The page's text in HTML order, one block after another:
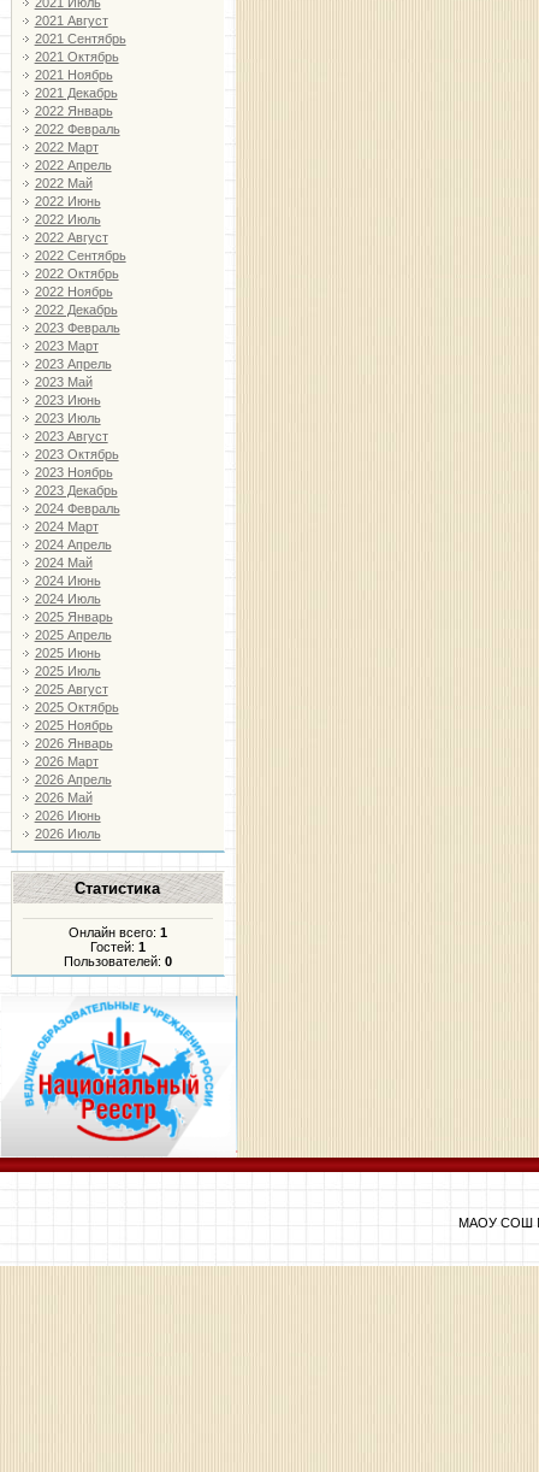
2021 Июль
2021 Август
2021 Сентябрь
2021 Октябрь
2021 Ноябрь
2021 Декабрь
2022 Январь
2022 Февраль
2022 Март
2022 Апрель
2022 Май
2022 Июнь
2022 Июль
2022 Август
2022 Сентябрь
2022 Октябрь
2022 Ноябрь
2022 Декабрь
2023 Февраль
2023 Март
2023 Апрель
2023 Май
2023 Июнь
2023 Июль
2023 Август
2023 Октябрь
2023 Ноябрь
2023 Декабрь
2024 Февраль
2024 Март
2024 Апрель
2024 Май
2024 Июнь
2024 Июль
2025 Январь
2025 Апрель
2025 Июнь
2025 Июль
2025 Август
2025 Октябрь
2025 Ноябрь
2026 Январь
2026 Март
2026 Апрель
2026 Май
2026 Июнь
2026 Июль
Статистика
Онлайн всего: 1
Гостей: 1
Пользователей: 0
МАОУ СОШ